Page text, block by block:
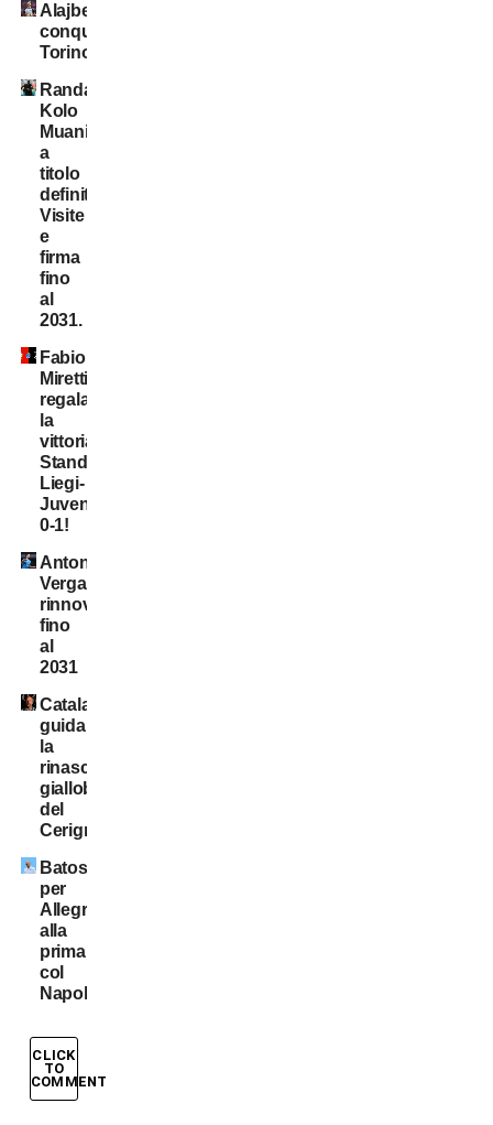
Alajbegovic
conquista
Torino
Randal
Kolo
Muani:
a
titolo
definitivo!
Visite
e
firma
fino
al
2031.
Fabio
Miretti
regala
la
vittoria,
Standard
Liegi-
Juventus
0-1!
Antonio
Vergara,
rinnovo
fino
al
2031
Catalano
guida
la
rinascita
gialloblù
del
Cerignola
Batosta
per
Allegri
alla
prima
col
Napoli
CLICK
TO
COMMENT